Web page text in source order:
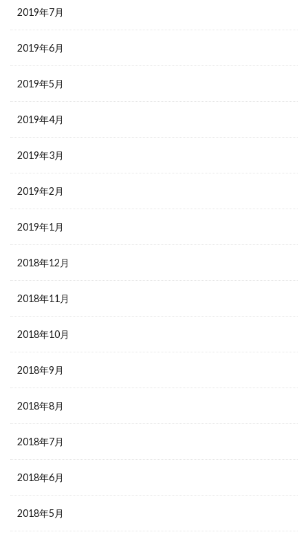
2019年7月
2019年6月
2019年5月
2019年4月
2019年3月
2019年2月
2019年1月
2018年12月
2018年11月
2018年10月
2018年9月
2018年8月
2018年7月
2018年6月
2018年5月